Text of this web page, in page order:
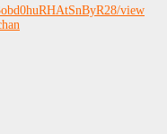
view